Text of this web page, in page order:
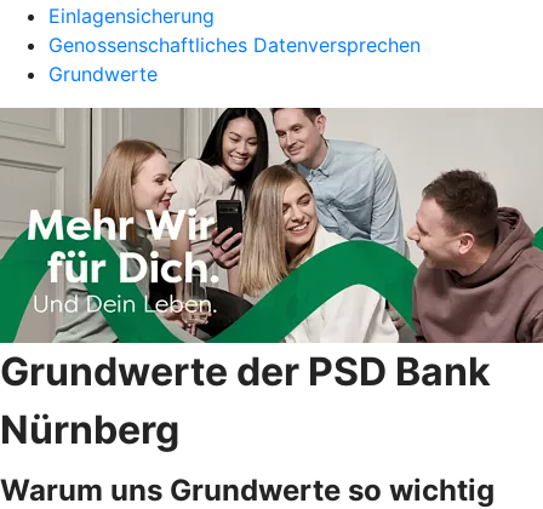
Einlagensicherung
Genossenschaftliches Datenversprechen
Grundwerte
Grundwerte der PSD Bank
Nürnberg
Warum uns Grundwerte so wichtig